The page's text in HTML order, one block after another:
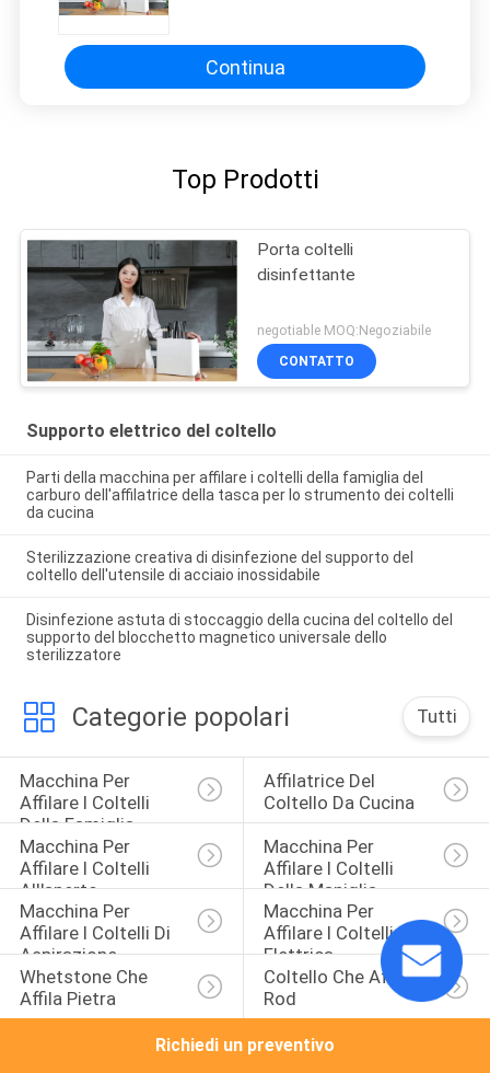
Continua
Top Prodotti
Porta coltelli
disinfettante
negotiable MOQ:Negoziabile
CONTATTO
Supporto elettrico del coltello
Parti della macchina per affilare i coltelli della famiglia del
carburo dell'affilatrice della tasca per lo strumento dei coltelli
da cucina
Sterilizzazione creativa di disinfezione del supporto del
coltello dell'utensile di acciaio inossidabile
Disinfezione astuta di stoccaggio della cucina del coltello del
supporto del blocchetto magnetico universale dello
sterilizzatore
Categorie popolari Tutti
Macchina Per
Affilare I Coltelli
Della Famiglia
Affilatrice Del
Coltello Da Cucina
Macchina Per
Affilare I Coltelli
All'aperto
Macchina Per
Affilare I Coltelli
Della Maniglia
Macchina Per
Affilare I Coltelli Di
Aspirazione
Macchina Per
Affilare I Coltelli
Elettrica
Whetstone Che
Affila Pietra
Coltello Che Affila
Rod
Richiedi un preventivo